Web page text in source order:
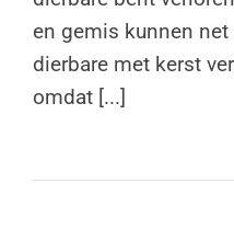
en gemis kunnen
dierbare met kerst
omdat [...]